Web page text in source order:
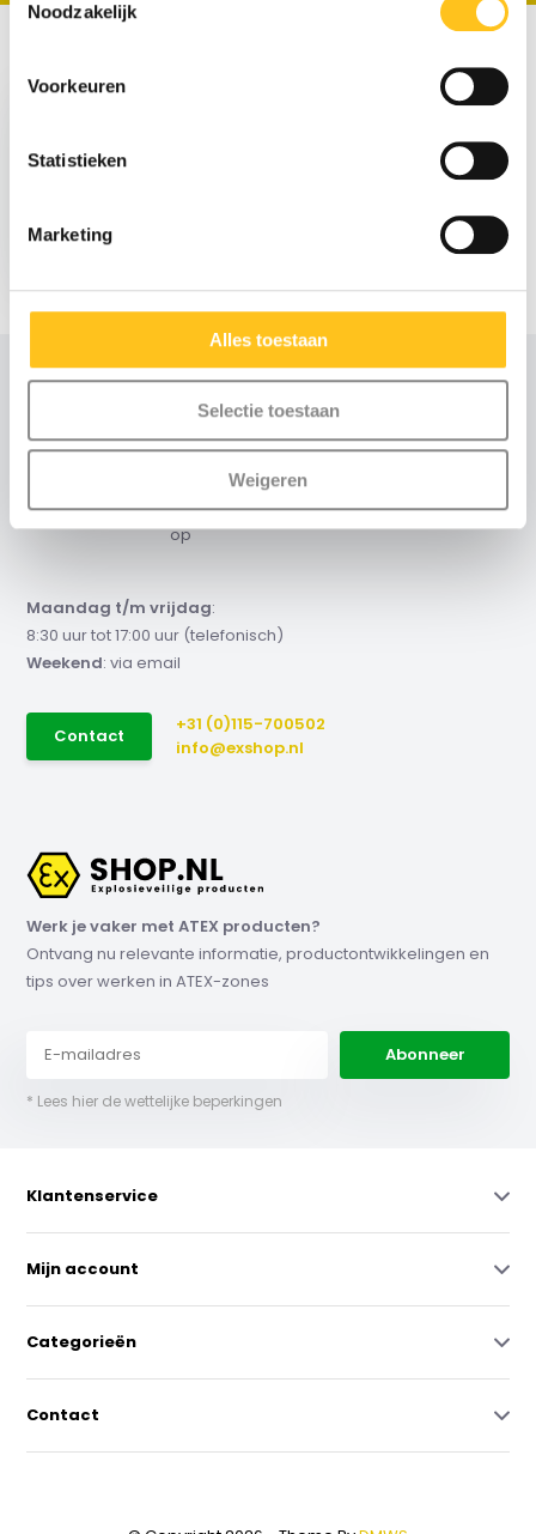
Noodzakelijk
Voorkeuren
Statistieken
Marketing
Alles toestaan
Selectie toestaan
Weigeren
€ 25,95
Advies of scherpe
offerte nodig?
Neem contact met ons
op
Maandag t/m vrijdag:
8:30 uur tot 17:00 uur (telefonisch)
Weekend: via email
Contact
+31 (0)115-700502
info@exshop.nl
Werk je vaker met ATEX producten?
Ontvang nu relevante informatie, productontwikkelingen en
tips over werken in ATEX-zones
Abonneer
* Lees hier de wettelijke beperkingen
Klantenservice
Mijn account
Categorieën
Contact